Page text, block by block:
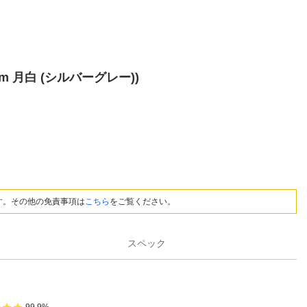
月白 (シルバーグレー))
その他の免責事項はこちら をご覧ください。
スペック